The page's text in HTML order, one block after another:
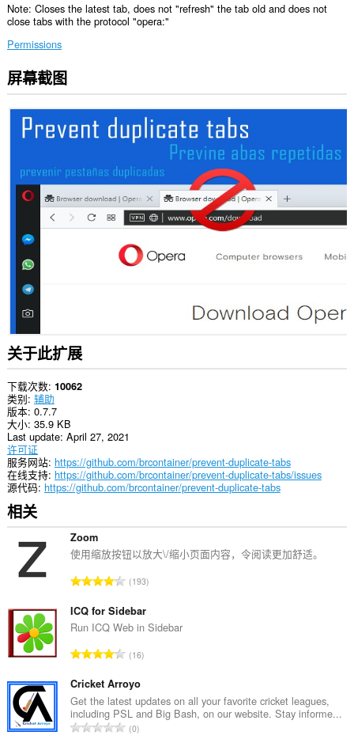
Note: Closes the latest tab, does not "refresh" the tab old and does not
close tabs with the protocol "opera:"
Permissions
此
扩
动。
屏幕截图
关于此扩展
下载次数 10062
类别 辅助
版本 0.7.7
大小 35.9 KB
Last update April 27, 2021
许可证
服务网站 https://github.com/brcontainer/prevent-duplicate-tabs
在线支持 https://github.com/brcontainer/prevent-duplicate-tabs/issues
源代码 https://github.com/brcontainer/prevent-duplicate-tabs
相关
Zoom
使用缩放按钮以放大\/缩小页面内容，令阅读更加舒适。
总
分
次
：
193
ICQ for Sidebar
Run ICQ Web in Sidebar
总
分
次
数
：
16
Cricket Arroyo
Get the latest updates on all your favorite cricket leagues,
including PSL and Big Bash, on our website. Stay informe...
总
0